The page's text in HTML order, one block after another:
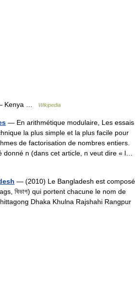
Kenya … Wikipedia
— En arithmétique modulaire, Les essais
la plus simple et la plus facile pour
de factorisation de nombres entiers.
donné n (dans cet article, n veut dire « l…
— (2010) Le Bangladesh est composé
বিভাগ) qui portent chacune le nom de
Dhaka Khulna Rajshahi Rangpur